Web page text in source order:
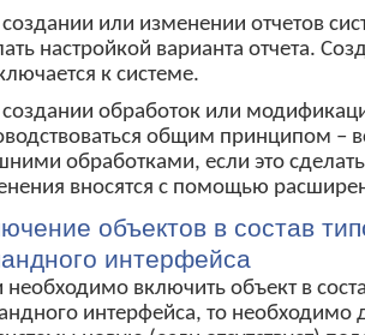
или изменении отчетов
настройкой варианта отчета.
к системе.
обработок или
общим принципом –
обработками, если это
вносятся с помощью
объектов в состав
интерфейса
необходимо включить объект в
интерфейса, то необходимо